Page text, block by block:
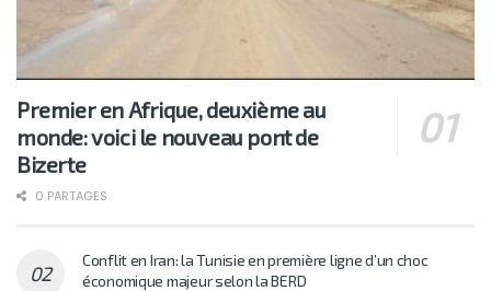
Premier en Afrique, deuxième au
monde: voici le nouveau pont de
Bizerte
0 PARTAGES
Conflit en Iran: la Tunisie en première ligne d’un choc
économique majeur selon la BERD